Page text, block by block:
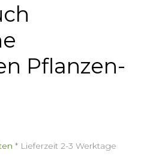
Pflanzen-
* Lieferzeit 2-3 Werktage